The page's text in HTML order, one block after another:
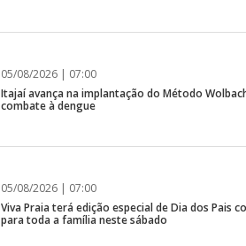
05/08/2026 | 07:00
Itajaí avança na implantação do Método
combate à dengue
05/08/2026 | 07:00
Viva Praia terá edição especial de Dia dos Pais
para toda a família neste sábado